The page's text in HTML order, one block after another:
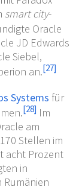
smart city-
Oracle
JD Edwards
Siebel,
an.[27]
Systems für
[28] Im
am
Stellen im
acht Prozent
in
Rumänien